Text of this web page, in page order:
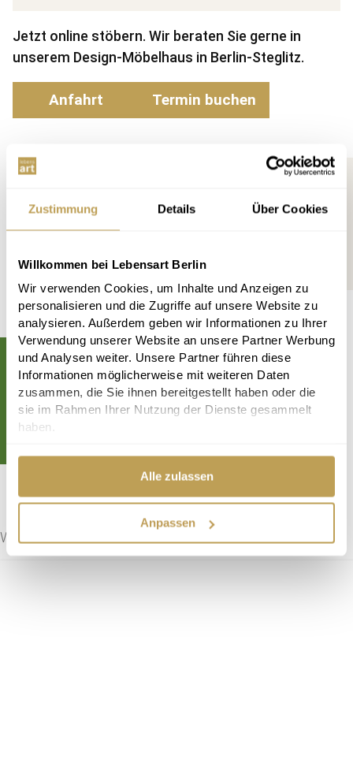
Zustimmung Details Über Cookies
Willkommen bei Lebensart Berlin
Wir verwenden Cookies, um Inhalte und Anzeigen zu
personalisieren und die Zugriffe auf unsere Website zu
analysieren. Außerdem geben wir Informationen zu Ihrer
Verwendung unserer Website an unsere Partner Werbung
und Analysen weiter. Unsere Partner führen diese
Informationen möglicherweise mit weiteren Daten
zusammen, die Sie ihnen bereitgestellt haben oder die
sie im Rahmen Ihrer Nutzung der Dienste gesammelt
haben.
Alle zulassen
Anpassen
Jetzt online stöbern. Wir beraten Sie gerne in
unserem Design-Möbelhaus in Berlin-Steglitz.
Anfahrt Termin buchen
50 x 50 cm: 16,90 €
INFORMATIONEN ZUR
NACHHALTIGKEIT
Dieser Artikel ist nach OEKO-TEX® STANDARD 100
WEITERE ÄHNLICHE PRODUKTE